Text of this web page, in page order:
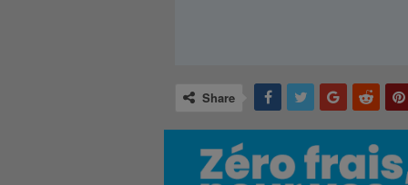
Share